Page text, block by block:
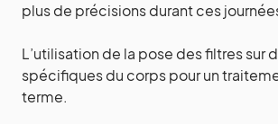
plus de précisions durant ces
L’utilisation de la pose des filtres sur
spécifiques du corps pour un
terme.